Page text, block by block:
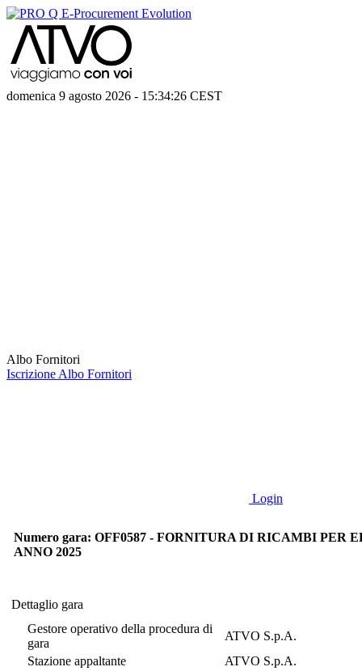
domenica 9 agosto 2026 - 15:34:26 CEST
Albo Fornitori
Iscrizione Albo Fornitori
Login
Numero gara: OFF0587 - FORNITURA DI RICAMBI PER
ANNO 2025
Dettaglio gara
Gestore operativo della procedura di
gara
ATVO S.p.A.
Stazione appaltante
ATVO S.p.A.